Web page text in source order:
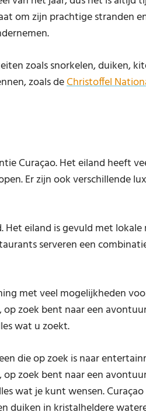
om zijn prachtige stranden
zoals snorkelen, duiken,
zoals deChristoffel
Curaçao. Het eiland heeft
Er zijn ook verschillende
eiland is gevuld met
serveren een
met veel mogelijkheden
zoek bent naar een
wat u zoekt.
die op zoek is naar
zoek bent naar een
wat je kunt wensen.
duiken in kristalheldere